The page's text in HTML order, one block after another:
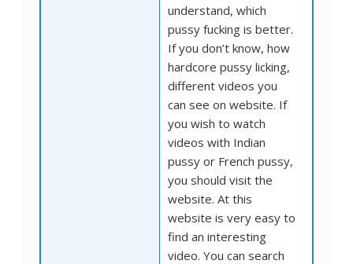
understand, which
pussy fucking is better.
If you don’t know, how
hardcore pussy licking,
different videos you
can see on website. If
you wish to watch
videos with Indian
pussy or French pussy,
you should visit the
website. At this
website is very easy to
find an interesting
video. You can search